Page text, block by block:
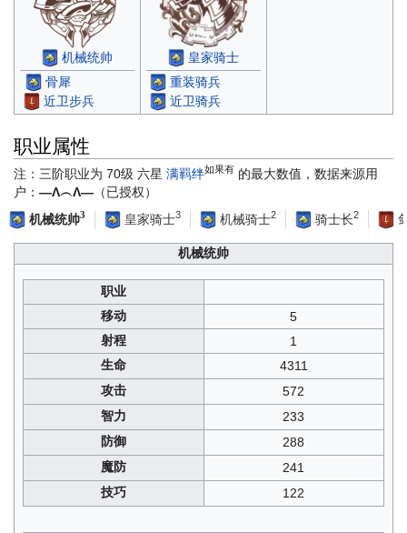
机械统帅
骨犀
近卫步兵
皇家骑士
重装骑兵
近卫骑兵
职业属性
注：三阶职业为 70级 六星 满羁绊如果有 的最大数值，数据来源用
户： —Λ︵Λ— （已授权）
机械统帅3 皇家骑士3 机械骑士2 骑士长2
机械统帅
职业
移动
5
射程
1
生命
4311
攻击
572
智力
233
防御
288
魔防
241
技巧
122